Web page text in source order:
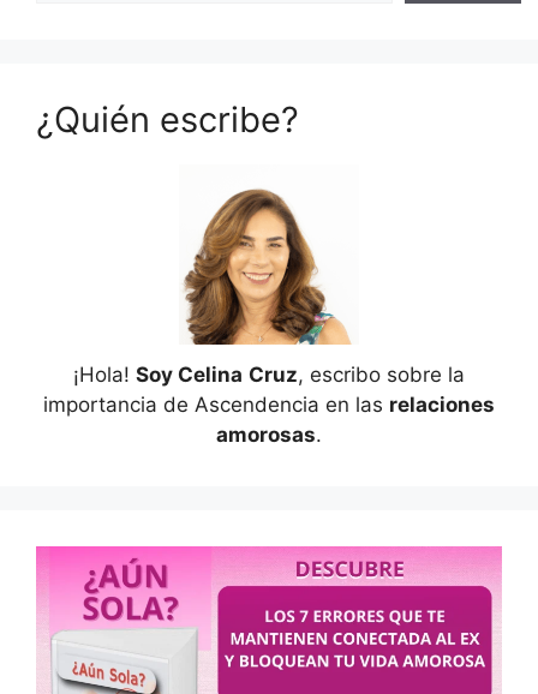
¿Quién escribe?
¡Hola! Soy Celina Cruz, escribo sobre la
importancia de Ascendencia en las relaciones
amorosas.